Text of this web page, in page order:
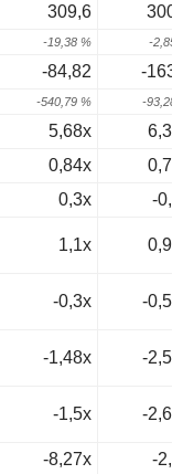
309,6
-19,38 % -2,85
-84,82 -
-540,79 % -93,28
5,68x
0,84x
0,3x
-
1,1x
-0,3x -
-1,48x -
-1,5x -
-8,27x
-